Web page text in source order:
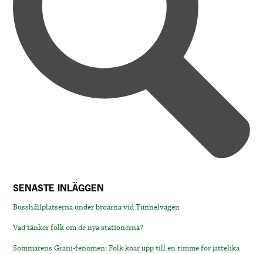
SENASTE INLÄGGEN
Busshållplatserna under broarna vid Tunnelvägen
Vad tänker folk om de nya stationerna?
Sommarens Grani-fenomen: Folk köar upp till en timme för jättelika